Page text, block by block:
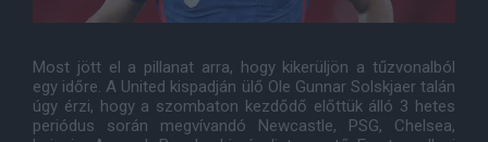
Most jött el a pillanat arra, hogy kikerüljön a tűzvonalból
egy időre. A United kispadján ülő Ole Gunnar Solskjaer talán
úgy érzi, hogy a szombaton kezdődő előttük álló 3 hetes
periódus során megvívandó Newcastle, PSG, Chelsea,